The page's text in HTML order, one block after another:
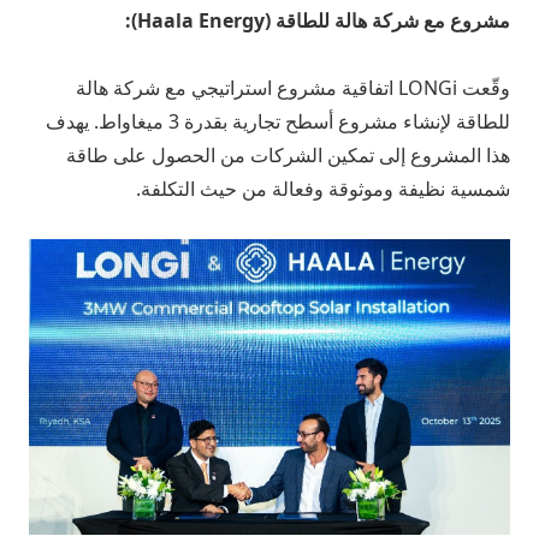
مشروع مع شركة هالة للطاقة (Haala Energy):
وقّعت LONGi اتفاقية مشروع استراتيجي مع شركة هالة
للطاقة لإنشاء مشروع أسطح تجارية بقدرة 3 ميغاواط. يهدف
هذا المشروع إلى تمكين الشركات من الحصول على طاقة
شمسية نظيفة وموثوقة وفعالة من حيث التكلفة.